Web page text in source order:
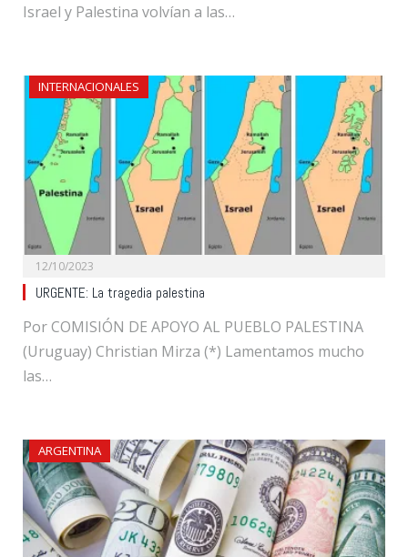
Israel y Palestina volvían a las…
INTERNACIONALES
12/10/2023
URGENTE: La tragedia palestina
Por COMISIÓN DE APOYO AL PUEBLO PALESTINA
(Uruguay) Christian Mirza (*) Lamentamos mucho
las…
ARGENTINA